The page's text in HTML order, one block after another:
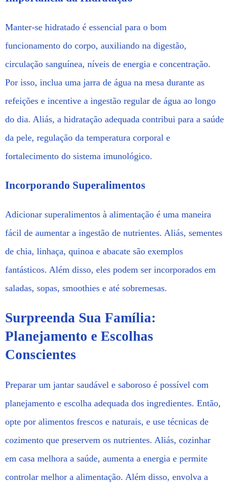
Manter-se hidratado é essencial para o bom
funcionamento do corpo, auxiliando na digestão,
circulação sanguínea, níveis de energia e concentração.
Por isso, inclua uma jarra de água na mesa durante as
refeições e incentive a ingestão regular de água ao longo
do dia. Aliás, a hidratação adequada contribui para a saúde
da pele, regulação da temperatura corporal e
fortalecimento do sistema imunológico.
Incorporando Superalimentos
Adicionar superalimentos à alimentação é uma maneira
fácil de aumentar a ingestão de nutrientes. Aliás, sementes
de chia, linhaça, quinoa e abacate são exemplos
fantásticos. Além disso, eles podem ser incorporados em
saladas, sopas, smoothies e até sobremesas.
Surpreenda Sua Família:
Planejamento e Escolhas
Conscientes
Preparar um jantar saudável e saboroso é possível com
planejamento e escolha adequada dos ingredientes. Então,
opte por alimentos frescos e naturais, e use técnicas de
cozimento que preservem os nutrientes. Aliás, cozinhar
em casa melhora a saúde, aumenta a energia e permite
controlar melhor a alimentação. Além disso, envolva a